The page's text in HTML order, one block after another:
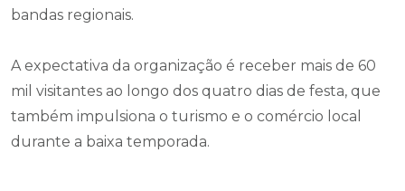
bandas regionais.
A expectativa da organização é receber mais de 60
mil visitantes ao longo dos quatro dias de festa, que
também impulsiona o turismo e o comércio local
durante a baixa temporada.